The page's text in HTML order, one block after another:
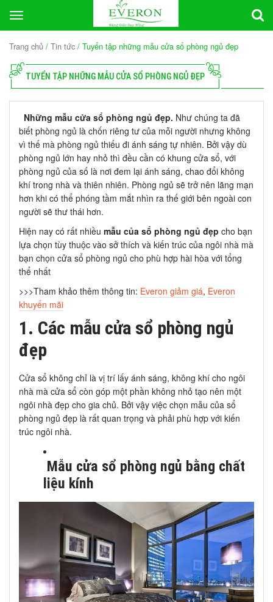
Toggle
navigation
Trang chủ / Tin tức / Tuyển tập những mẫu cửa sổ phòng ngủ đẹp
TUYỂN TẬP NHỮNG MẪU CỬA SỔ PHÒNG NGỦ ĐẸP
Những mẫu cửa sổ phòng ngủ đẹp. Như chúng ta đã
biết phòng ngủ là chốn riêng tư của mỗi người nhưng không
vì thế mà phòng ngủ thiếu đi ánh sáng tự nhiên. Bởi vậy dù
phòng ngủ lớn hay nhỏ thì đều cần có khung cửa sổ, với
phòng ngủ của số là nơi đem lại ánh sáng, chao đổi không
khí trong nhà và thiên nhiên. Phòng ngủ sẽ trở nên lãng mạn
hơn khi có thể phóng tầm mắt nhìn ra thế giới bên ngoài con
người sẽ thư thái hơn.
Hiện nay có rất nhiều mẫu của sổ phòng ngủ đẹp cho bạn
lựa chọn tùy thuộc vào sở thích và kiến trúc của ngôi nhà mà
bạn chọn cửa sổ phòng ngủ cho phù hợp hài hòa với tổng
thể nhất
>>>Tham khảo thêm thông tin: Everon giảm giá, Everon
khuyến mãi
1. Các mẫu cửa sổ phòng ngủ
đẹp
Cửa sổ không chỉ là vị trí lấy ánh sáng, không khí cho ngôi
nhà mà cửa sổ còn góp một phần không nhỏ tạo nên một
ngôi nhà đẹp cho gia chủ. Bởi vậy việc chọn mẫu của sổ
phòng ngủ đẹp là rất quan trọng và phải phù hợp với kiến
trúc ngôi nhà.
Mẫu cửa sổ phòng ngủ bằng chất
liệu kính